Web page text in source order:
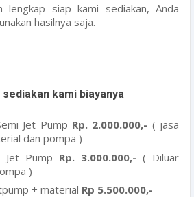
siap kami sediakan, Anda
hasilnya saja.
kami biayanya
Jet Pump Rp. 2.000.000,- ( jasa
dan pompa )
Pump Rp. 3.000.000,- ( Diluar
)
+ material Rp 5.500.000,-